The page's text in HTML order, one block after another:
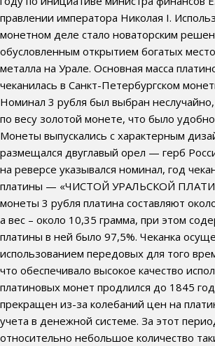
правлении императора Николая I.
монетном деле стало новаторским
обусловленным открытием богатых
металла на Урале. Основная масса
чеканилась в Санкт-Петербургском
Номинал 3 рубля был выбран неслучайно,
по весу золотой монете, что было
Монеты выпускались с характерным
размещался двуглавый орел — герб
на реверсе указывался номинал, год
платины — «ЧИСТОЙ УРАЛЬСКОЙ
монеты 3 рубля платина составляют
а вес – около 10,35 грамма, при этом
платины в ней было 97,5%. Чеканка
использованием передовых для того
что обеспечивало высокое качество
платиновых монет продлился до 1845
прекращен из-за колебаний цен на
учета в денежной системе. За этот
относительно небольшое количество